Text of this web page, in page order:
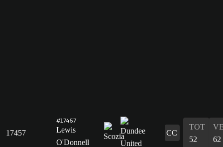
17457
#17457
Lewis
O'Donnell
CC
TOT
52
62